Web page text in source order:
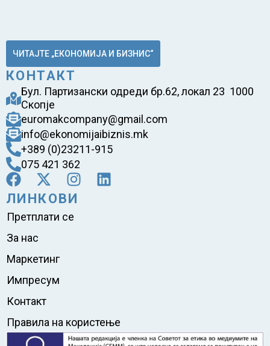
ЧИТАЈТЕ „ЕКОНОМИЈА И БИЗНИС“
КОНТАКТ
Бул. Партизански одреди бр.62, локал 23 1000
Скопје
euromakcompany@gmail.com
info@ekonomijaibiznis.mk
+389 (0)23211-915
075 421 362
ЛИНКОВИ
Претплати се
За нас
Маркетинг
Импресум
Контакт
Правила на користење